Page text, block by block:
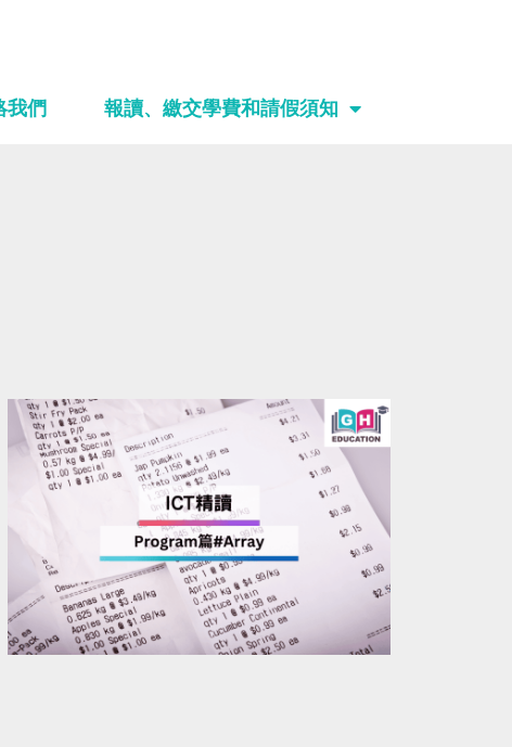
我們 報讀、繳交學費和請假須知